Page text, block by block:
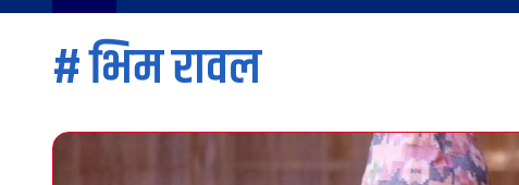
#भिम रावल